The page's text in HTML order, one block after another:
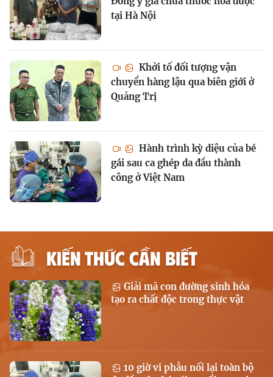
tại Hà Nội
Khởi tố đối tượng vận
chuyển hàng lậu qua biên giới ở
Quảng Trị
Hành trình kỳ diệu của bé
gái sau ca ghép da đầu thành
công ở Việt Nam
KIẾN THỨC CẦN BIẾT
Giải mã con đường sinh hóa
tạo ra chất độc trong thực vật
10 giờ vi phẫu nối lại toàn bộ